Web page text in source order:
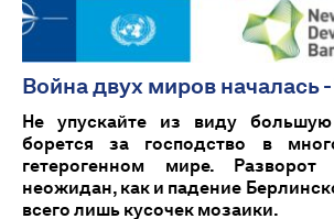
Война двух миров началась -
Не упускайте из виду большую
борется за господство в
гетерогенном мире.
неожидан, как и падение
всего лишь кусочек мозаики.